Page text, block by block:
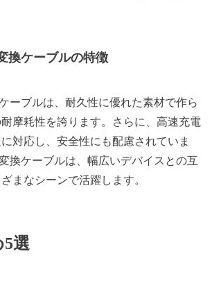
換ケーブルの特徴
ーブルは、耐久性に優れた素材で作ら
摩耗性を誇ります。さらに、高速充電
対応し、安全性にも配慮されていま
換ケーブルは、幅広いデバイスとの互
まなシーンで活躍します。
選